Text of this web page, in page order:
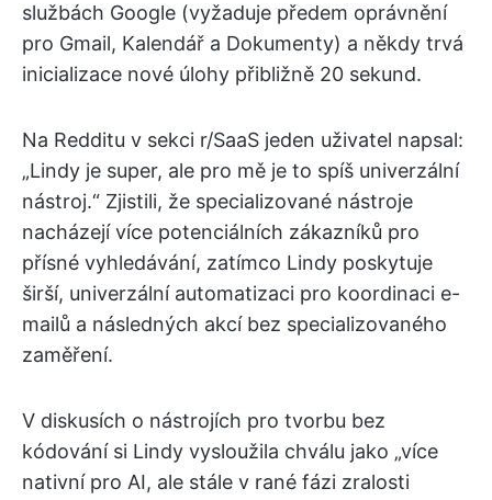
službách Google (vyžaduje předem oprávnění
pro Gmail, Kalendář a Dokumenty) a někdy trvá
inicializace nové úlohy přibližně 20 sekund.
Na Redditu v sekci r/SaaS jeden uživatel napsal:
„Lindy je super, ale pro mě je to spíš univerzální
nástroj.“ Zjistili, že specializované nástroje
nacházejí více potenciálních zákazníků pro
přísné vyhledávání, zatímco Lindy poskytuje
širší, univerzální automatizaci pro koordinaci e-
mailů a následných akcí bez specializovaného
zaměření.
V diskusích o nástrojích pro tvorbu bez
kódování si Lindy vysloužila chválu jako „více
nativní pro AI, ale stále v rané fázi zralosti